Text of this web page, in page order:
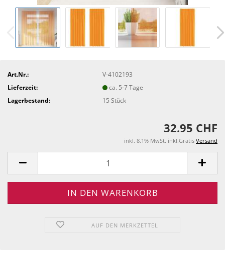
Art.Nr.:
V-4102193
Lieferzeit:
ca. 5-7 Tage
Lagerbestand:
15Stück
32.95 CHF
inkl. 8.1% MwSt. inkl.Gratis Versand
AUF DEN MERKZETTEL